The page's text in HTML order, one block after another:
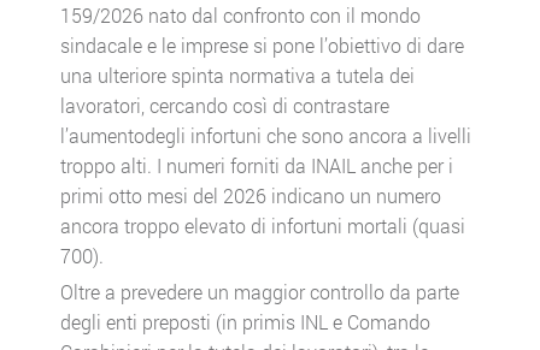
159/2026 nato dal confronto con il mondo
sindacale e le imprese si pone l’obiettivo di dare
una ulteriore spinta normativa a tutela dei
lavoratori, cercando così di contrastare
l’aumentodegli infortuni che sono ancora a livelli
troppo alti. I numeri forniti da INAIL anche per i
primi otto mesi del 2026 indicano un numero
ancora troppo elevato di infortuni mortali (quasi
700).
Oltre a prevedere un maggior controllo da parte
degli enti preposti (in primis INL e Comando